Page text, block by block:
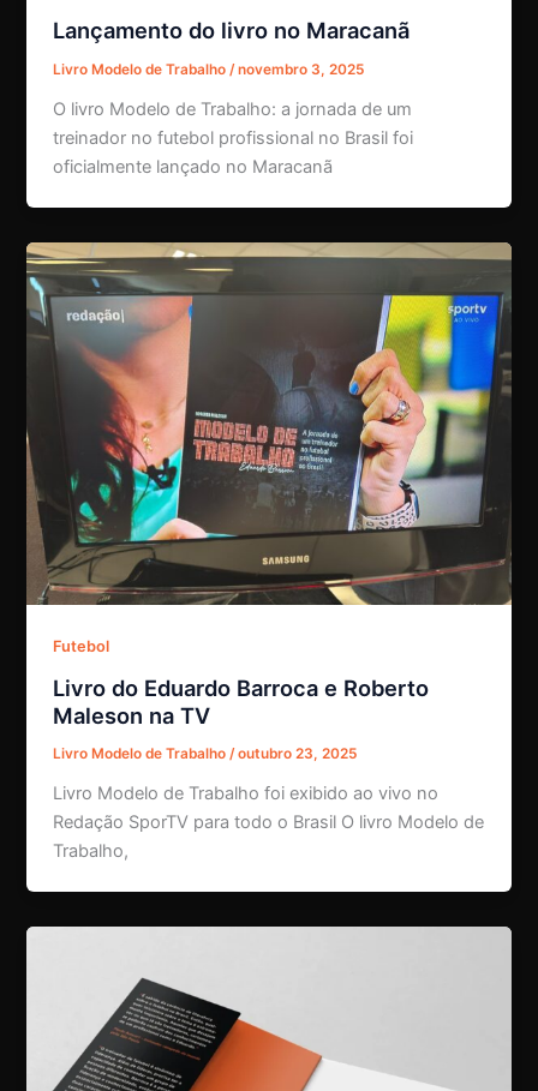
Lançamento do livro no Maracanã
Livro Modelo de Trabalho/novembro 3, 2025
O livro Modelo de Trabalho: a jornada de um
treinador no futebol profissional no Brasil foi
oficialmente lançado no Maracanã
Futebol
Livro do Eduardo Barroca e Roberto
Maleson na TV
Livro Modelo de Trabalho/outubro 23, 2025
Livro Modelo de Trabalho foi exibido ao vivo no
Redação SporTV para todo o Brasil O livro Modelo de
Trabalho,